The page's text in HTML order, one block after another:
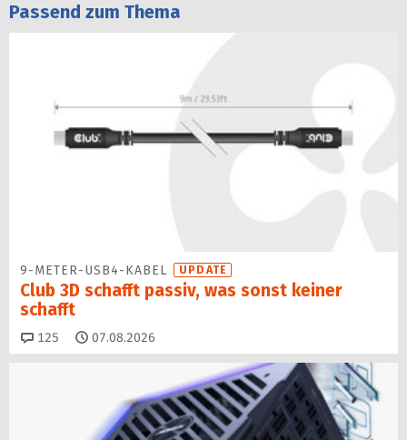
Passend zum Thema
9-METER-USB4-KABEL UPDATE
Club 3D schafft passiv, was sonst keiner
schafft
125 Kommentare
07.08.2026